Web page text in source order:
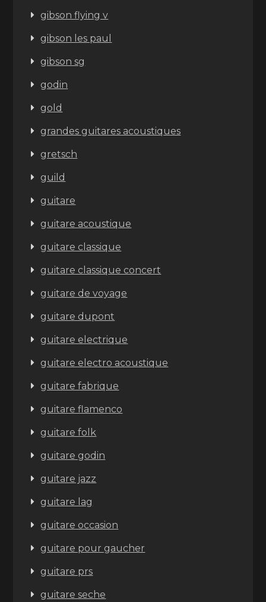
gibson flying v
gibson les paul
gibson sg
godin
gold
grandes guitares acoustiques
gretsch
guild
guitare
guitare acoustique
guitare classique
guitare classique concert
guitare de voyage
guitare dupont
guitare electrique
guitare electro acoustique
guitare fabrique
guitare flamenco
guitare folk
guitare godin
guitare jazz
guitare lag
guitare occasion
guitare pour gaucher
guitare prs
guitare seche